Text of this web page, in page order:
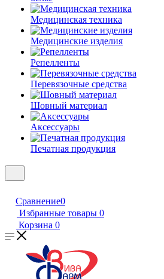
Медицинская техника
Медицинские изделия
Репелленты
Перевязочные средства
Шовный материал
Аксессуары
Печатная продукция
Сравнение0
Избранные товары 0
Корзина 0